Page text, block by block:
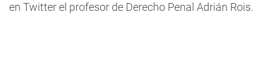
en Twitter el profesor de Derecho Penal Adrián Rois.